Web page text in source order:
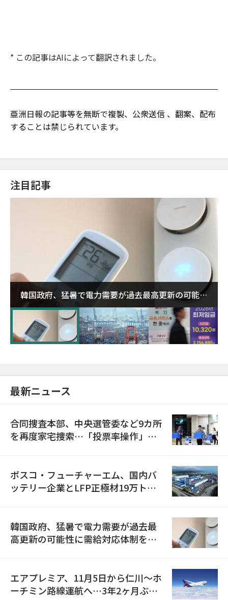
* この記事はAIによって翻訳されました。
亜洲日報の記事等を無断で複製、公衆送信 、翻案、配布
することは禁じられています。
注目記事
韓国政府、猛暑で電力需要が過去最高更新の可能性
に需給対応体制を点検
最新ニュース
合同捜査本部、中央選管委など9カ所
を再度家宅捜索…「投票率操作」の
ポスコ・フューチャーエム、国内バ
ッテリー企業とLFP正極材19万トン
韓国政府、猛暑で電力需要が過去最
高更新の可能性に需給対応体制を点
エアプレミア、11月5日から仁川〜ホ
ーチミン路線運航へ…3年2ヶ月ぶり